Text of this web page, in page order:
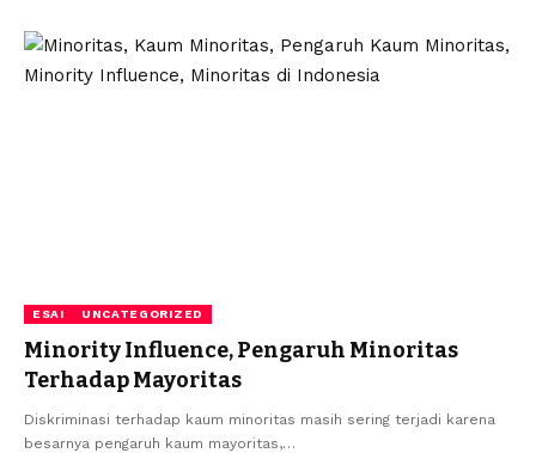
ESAI UNCATEGORIZED
Minority Influence, Pengaruh Minoritas
Terhadap Mayoritas
Diskriminasi terhadap kaum minoritas masih sering terjadi karena
besarnya pengaruh kaum mayoritas,…